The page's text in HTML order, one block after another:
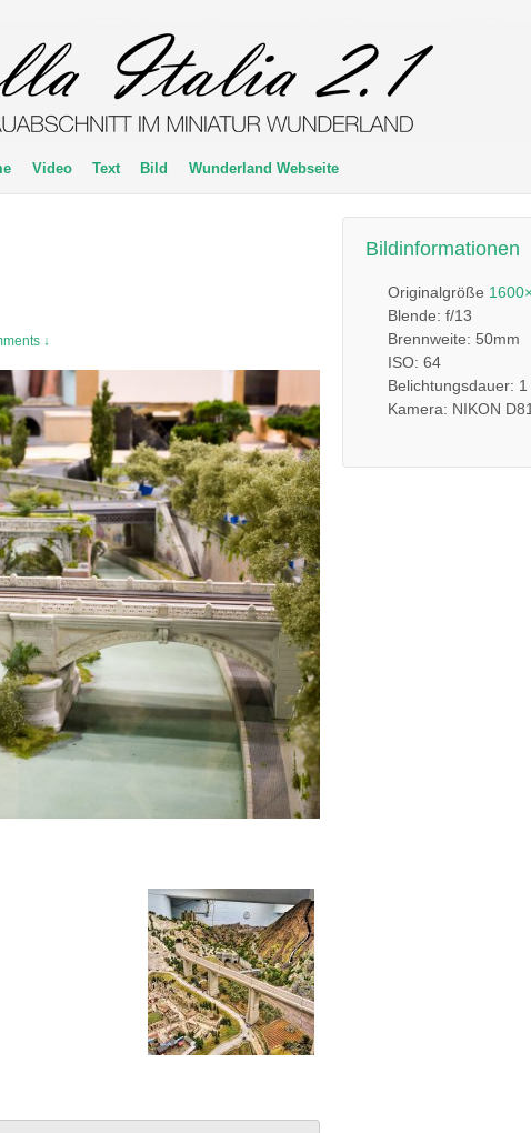
Video Text Bild Wunderland Webseite
↓
Bildinformationen
Originalgröße
Blende: f/13
Brennweite: 50mm
ISO: 64
Belichtungsdauer: 1
Kamera: NIKON